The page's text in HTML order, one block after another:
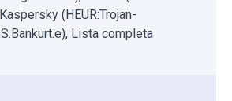
(HEUR:Trojan-
Lista completa